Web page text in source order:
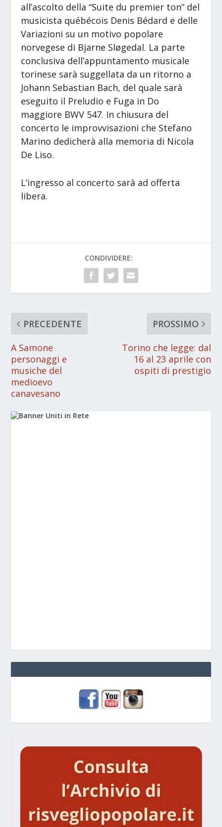
all’ascolto della “Suite du premier ton” del
musicista québécois Denis Bédard e delle
Variazioni su un motivo popolare
norvegese di Bjarne Sløgedal. La parte
conclusiva dell’appuntamento musicale
torinese sarà suggellata da un ritorno a
Johann Sebastian Bach, del quale sarà
eseguito il Preludio e Fuga in Do
maggiore BWV 547. In chiusura del
concerto le improvvisazioni che Stefano
Marino dedicherà alla memoria di Nicola
De Liso.
L’ingresso al concerto sarà ad offerta
libera.
CONDIVIDERE:
PRECEDENTE
A Samone
personaggi e
musiche del
medioevo
canavesano
PROSSIMO
Torino che legge: dal
16 al 23 aprile con
ospiti di prestigio